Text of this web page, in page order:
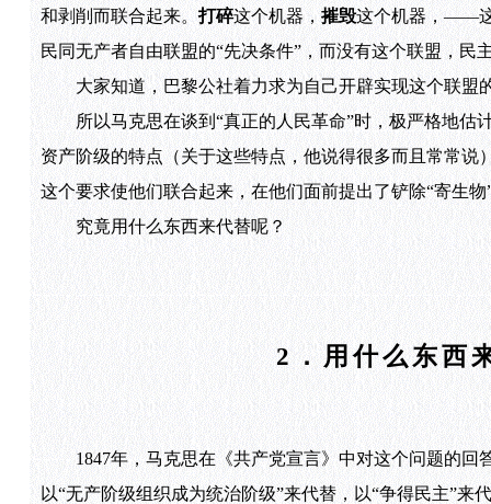
和剥削而联合起来。打碎这个机器， 摧毁这个机器，——这
民同无产者自由联盟的“先决条件”，而没有这个联盟，民
大家知道，巴黎公社着力求为自己开辟实现这个联盟
所以马克思在谈到“真正的人民革命”时，极严格地估
资产阶级的特点（关于这些特点，他说得很多而且常常
这个要求使他们联合起来，在他们面前提出了铲除“寄生
究竟用什么东西来代替呢？
2．用什么东西
1847年，马克思在《共产党宣言》中对这个问题的回
以“无产阶级组织成为统治阶级”来代替，以“争得民主”来